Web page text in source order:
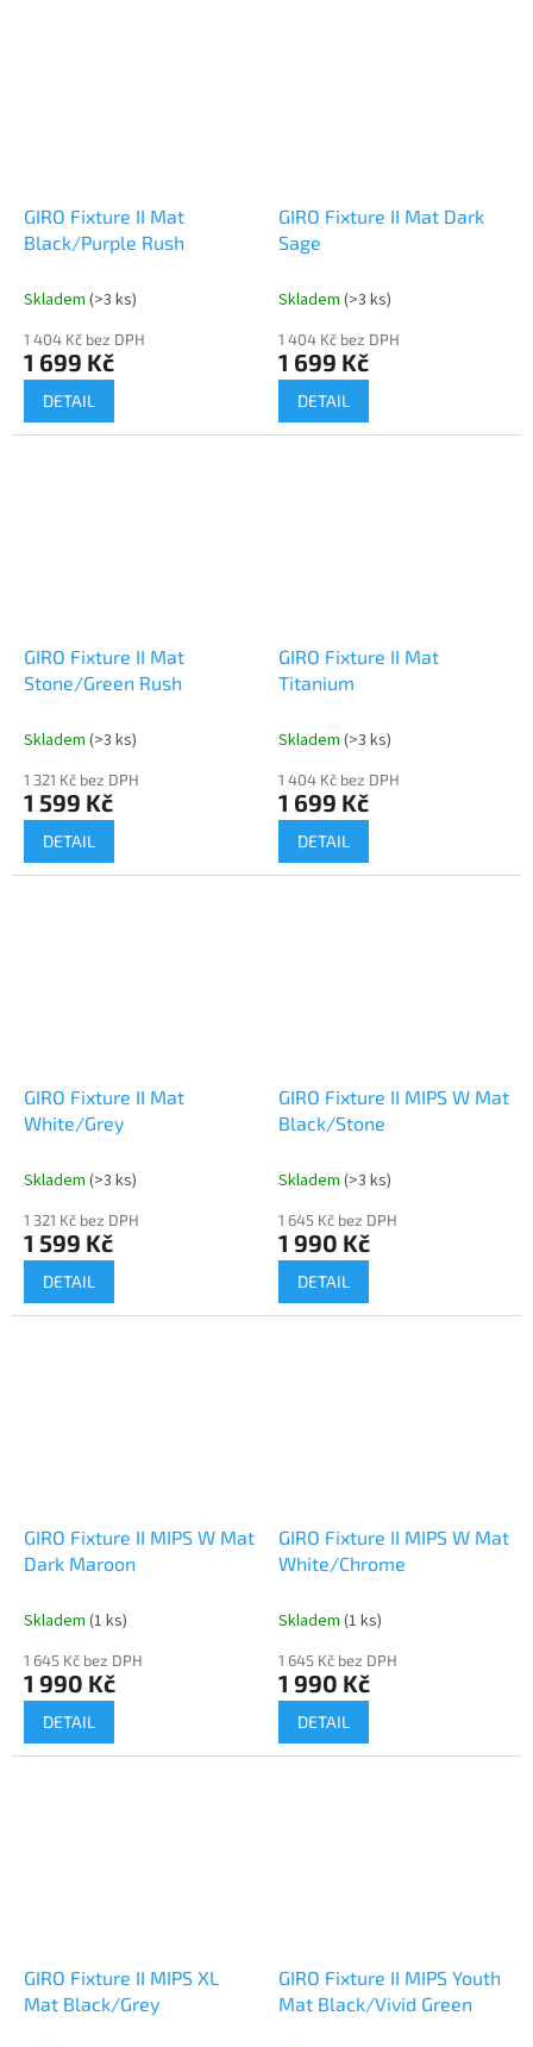
GIRO Fixture II Mat
Black/Purple Rush
Skladem (>3 ks)
1 404 Kč bez DPH
1 699 Kč
DETAIL
GIRO Fixture II Mat Dark
Sage
Skladem (>3 ks)
1 404 Kč bez DPH
1 699 Kč
DETAIL
GIRO Fixture II Mat
Stone/Green Rush
Skladem (>3 ks)
1 321 Kč bez DPH
1 599 Kč
DETAIL
GIRO Fixture II Mat
Titanium
Skladem (>3 ks)
1 404 Kč bez DPH
1 699 Kč
DETAIL
GIRO Fixture II Mat
White/Grey
Skladem (>3 ks)
1 321 Kč bez DPH
1 599 Kč
DETAIL
GIRO Fixture II MIPS W Mat
Black/Stone
Skladem (>3 ks)
1 645 Kč bez DPH
1 990 Kč
DETAIL
GIRO Fixture II MIPS W Mat
Dark Maroon
Skladem (1 ks)
1 645 Kč bez DPH
1 990 Kč
DETAIL
GIRO Fixture II MIPS W Mat
White/Chrome
Skladem (1 ks)
1 645 Kč bez DPH
1 990 Kč
DETAIL
GIRO Fixture II MIPS XL
Mat Black/Grey
GIRO Fixture II MIPS Youth
Mat Black/Vivid Green